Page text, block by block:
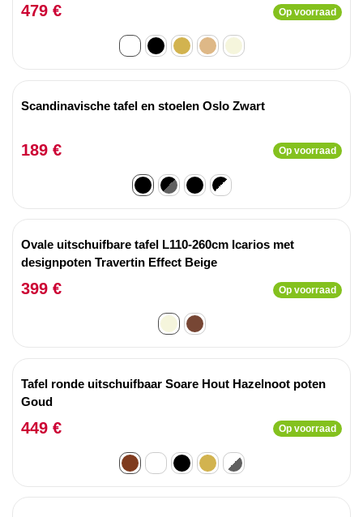
479 € Op voorraad
Scandinavische tafel en stoelen Oslo Zwart
189 € Op voorraad
Ovale uitschuifbare tafel L110-260cm Icarios met
designpoten Travertin Effect Beige
399 € Op voorraad
Tafel ronde uitschuifbaar Soare Hout Hazelnoot poten
Goud
449 € Op voorraad